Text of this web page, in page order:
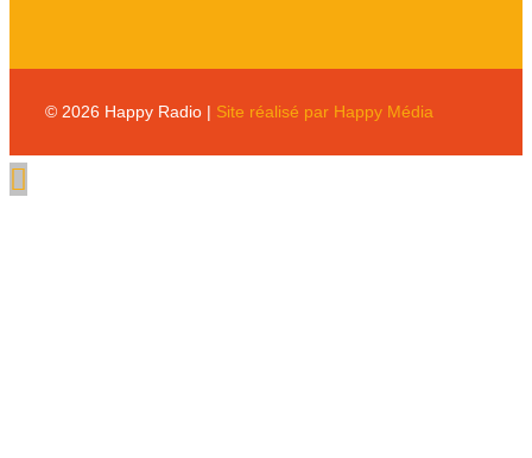
© 2026 Happy Radio | Site réalisé par Happy Média